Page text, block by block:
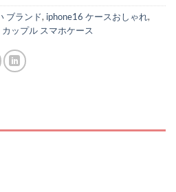
ブランド, iphone16 ケースおしゃれ,
カップル スマホケース